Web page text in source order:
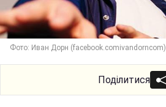
Фото: Иван Дорн (facebook.comivandorncom)
Поділитися